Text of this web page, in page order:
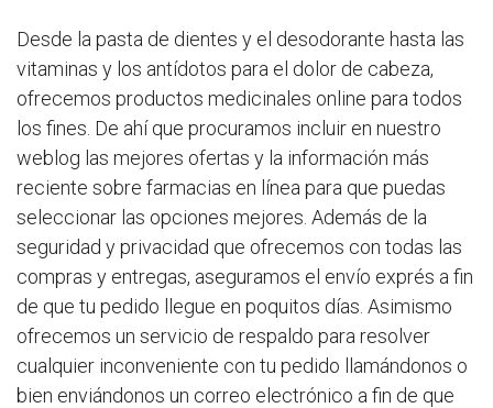
Desde la pasta de dientes y el desodorante hasta las
vitaminas y los antídotos para el dolor de cabeza,
ofrecemos productos medicinales online para todos
los fines. De ahí que procuramos incluir en nuestro
weblog las mejores ofertas y la información más
reciente sobre farmacias en línea para que puedas
seleccionar las opciones mejores. Además de la
seguridad y privacidad que ofrecemos con todas las
compras y entregas, aseguramos el envío exprés a fin
de que tu pedido llegue en poquitos días. Asimismo
ofrecemos un servicio de respaldo para resolver
cualquier inconveniente con tu pedido llamándonos o
bien enviándonos un correo electrónico a fin de que